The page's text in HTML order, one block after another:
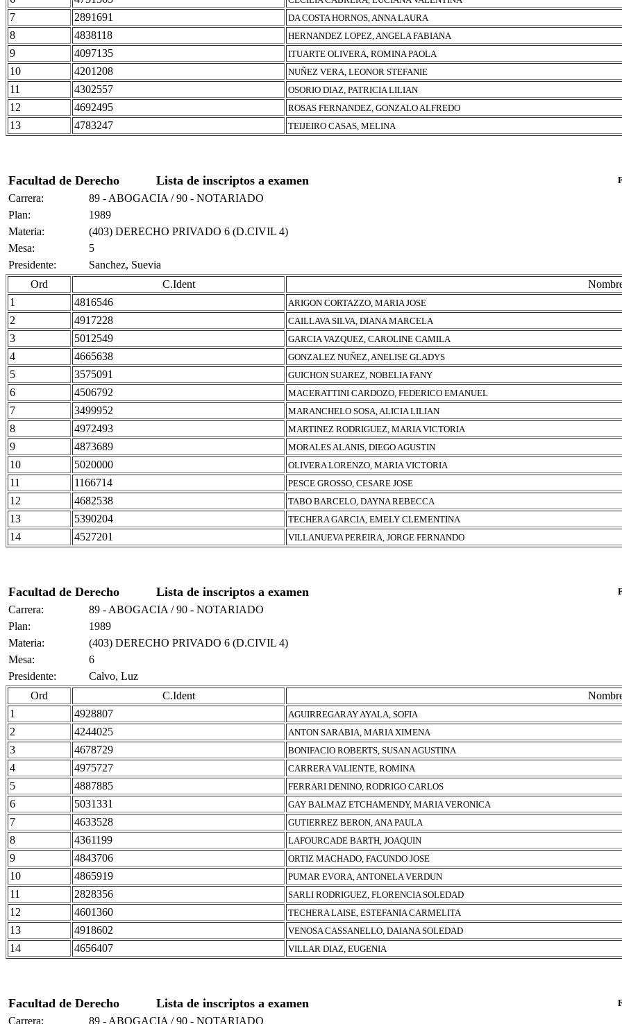
7 2891691 DA COSTA HORNOS, ANNA LAURA
8 4838118 HERNANDEZ LOPEZ, ANGELA FABIANA
9 4097135 ITUARTE OLIVERA, ROMINA PAOLA
10 4201208 NUÑEZ VERA, LEONOR STEFANIE
11 4302557 OSORIO DIAZ, PATRICIA LILIAN
12 4692495 ROSAS FERNANDEZ, GONZALO ALFREDO
13 4783247 TEIJEIRO CASAS, MELINA
Facultad de Derecho Lista de inscriptos a examen
Carrera:
89 - ABOGACIA / 90 - NOTARIADO
Plan:
1989
Materia:
(403) DERECHO PRIVADO 6 (D.CIVIL 4)
Mesa:
5
Presidente:
Sanchez, Suevia
Ord
C.Ident
1
4816546 ARIGON CORTAZZO, MARIA JOSE
2 4917228 CAILLAVA SILVA, DIANA MARCELA
3 5012549 GARCIA VAZQUEZ, CAROLINE CAMILA
4 4665638 GONZALEZ NUÑEZ, ANELISE GLADYS
5 3575091 GUICHON SUAREZ, NOBELIA FANY
6 4506792 MACERATTINI CARDOZO, FEDERICO EMANUEL
7 3499952 MARANCHELO SOSA, ALICIA LILIAN
8 4972493 MARTINEZ RODRIGUEZ, MARIA VICTORIA
9 4873689 MORALES ALANIS, DIEGO AGUSTIN
10 5020000 OLIVERA LORENZO, MARIA VICTORIA
11 1166714 PESCE GROSSO, CESARE JOSE
12 4682538 TABO BARCELO, DAYNA REBECCA
13 5390204 TECHERA GARCIA, EMELY CLEMENTINA
14 4527201 VILLANUEVA PEREIRA, JORGE FERNANDO
Facultad de Derecho Lista de inscriptos a examen
Carrera:
89 - ABOGACIA / 90 - NOTARIADO
Plan:
1989
Materia:
(403) DERECHO PRIVADO 6 (D.CIVIL 4)
Mesa:
6
Presidente:
Calvo, Luz
Ord
C.Ident
1
4928807 AGUIRREGARAY AYALA, SOFIA
2 4244025 ANTON SARABIA, MARIA XIMENA
3 4678729 BONIFACIO ROBERTS, SUSAN AGUSTINA
4 4975727 CARRERA VALIENTE, ROMINA
5 4887885 FERRARI DENINO, RODRIGO CARLOS
6 5031331 GAY BALMAZ ETCHAMENDY, MARIA VERONICA
7 4633528 GUTIERREZ BERON, ANA PAULA
8 4361199 LAFOURCADE BARTH, JOAQUIN
9 4843706 ORTIZ MACHADO, FACUNDO JOSE
10 4865919 PUMAR EVORA, ANTONELA VERDUN
11 2828356 SARLI RODRIGUEZ, FLORENCIA SOLEDAD
12 4601360 TECHERA LAISE, ESTEFANIA CARMELITA
13 4918602 VENOSA CASSANELLO, DAIANA SOLEDAD
14 4656407 VILLAR DIAZ, EUGENIA
Facultad de Derecho Lista de inscriptos a examen
Carrera: 89 - ABOGACIA / 90 - NOTARIADO